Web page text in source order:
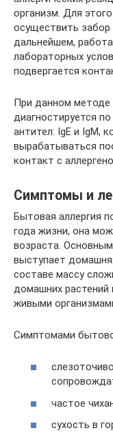
организм. Для
осуществить забор
дальнейшем,
лабораторных
подвергается
При данном методе
диагностируется
антител: IgE и IgM,
вырабатываться
контакт с
Симптомы и
Бытовая аллергия
года жизни, она
возраста.
выступает
составе массу
домашних растений
живыми
Симптомами
частое
сухость в